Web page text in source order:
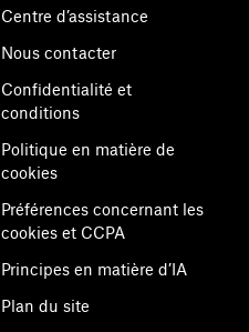
Centre d’assistance
Nous contacter
Confidentialité et
conditions
Politique en matière de
cookies
Préférences concernant les
cookies et CCPA
Principes en matière d’IA
Plan du site